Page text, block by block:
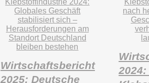
Wirtschaftsbericht
2025: Deutsche